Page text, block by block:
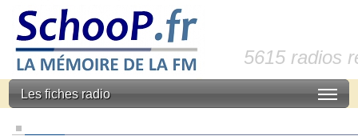
5615 radios
Les fiches radio